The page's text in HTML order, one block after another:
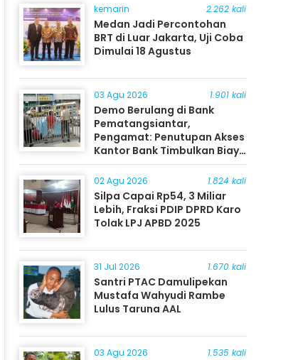
kemarin 2.262 kali
Medan Jadi Percontohan
BRT di Luar Jakarta, Uji Coba
Dimulai 18 Agustus
03 Agu 2026 1.901 kali
Demo Berulang di Bank
Pematangsiantar,
Pengamat: Penutupan Akses
Kantor Bank Timbulkan Biaya
Ekonomi bagi Masyarakat
02 Agu 2026 1.824 kali
Silpa Capai Rp54, 3 Miliar
Lebih, Fraksi PDIP DPRD Karo
Tolak LPJ APBD 2025
31 Jul 2026 1.670 kali
Santri PTAC Damulipekan
Mustafa Wahyudi Rambe
Lulus Taruna AAL
03 Agu 2026 1.535 kali